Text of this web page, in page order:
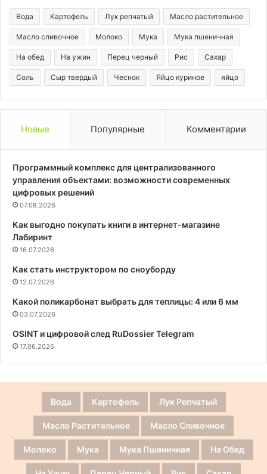
Вода Картофель Лук репчатый Масло растительное
Масло сливочное Молоко Мука Мука пшеничная
На обед На ужин Перец черный Рис Сахар
Соль Сыр твердый Чеснок Яйцо куриное яйцо
Новые Популярные Комментарии
Программный комплекс для централизованного
управления объектами: возможности современных
цифровых решений
07.08.2026
Как выгодно покупать книги в интернет-магазине
Лабиринт
16.07.2026
Как стать инструктором по сноуборду
12.07.2026
Какой поликарбонат выбрать для теплицы: 4 или 6 мм
03.07.2026
OSINT и цифровой след RuDossier Telegram
17.06.2026
Вода Картофель Лук Репчатый
Масло Растительное Масло Сливочное
Молоко Мука Мука Пшеничная На Обед